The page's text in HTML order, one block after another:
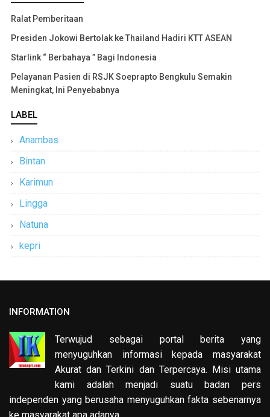
Ralat Pemberitaan
Presiden Jokowi Bertolak ke Thailand Hadiri KTT ASEAN
Starlink “ Berbahaya ” Bagi Indonesia
Pelayanan Pasien di RSJK Soeprapto Bengkulu Semakin
Meningkat, Ini Penyebabnya
LABEL
Anambas
Bintan
Karimun
Lingga
Natuna
kepri
INFORMATION
Terwujud sebagai portal berita yang
menyuguhkan informasi kepada masyarakat
Akurat dan Terkini dan Terpercaya. Misi utama
kami adalah menjadi suatu badan pers
independen yang berusaha menyuguhkan fakta sebenarnya